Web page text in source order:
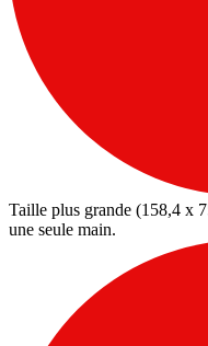
Taille plus grande (158,4 x
une seule main.